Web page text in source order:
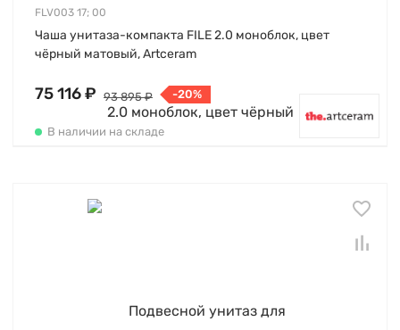
FLV003 17; 00
Чаша унитаза-компакта FILE 2.0 моноблок, цвет
чёрный матовый, Artceram
75 116 ₽ 93 895 ₽ -20%
В наличии на складе